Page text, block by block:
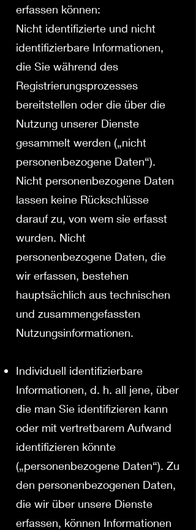
erfassen können:
Nicht identifizierte und nicht
identifizierbare Informationen,
die Sie während des
Registrierungsprozesses
bereitstellen oder die über die
Nutzung unserer Dienste
gesammelt werden („nicht
personenbezogene Daten“).
Nicht personenbezogene Daten
lassen keine Rückschlüsse
darauf zu, von wem sie erfasst
wurden. Nicht
personenbezogene Daten, die
wir erfassen, bestehen
hauptsächlich aus technischen
und zusammengefassten
Nutzungsinformationen.
Individuell identifizierbare
Informationen, d. h. all jene, über
die man Sie identifizieren kann
oder mit vertretbarem Aufwand
identifizieren könnte
(„personenbezogene Daten“). Zu
den personenbezogenen Daten,
die wir über unsere Dienste
erfassen, können Informationen